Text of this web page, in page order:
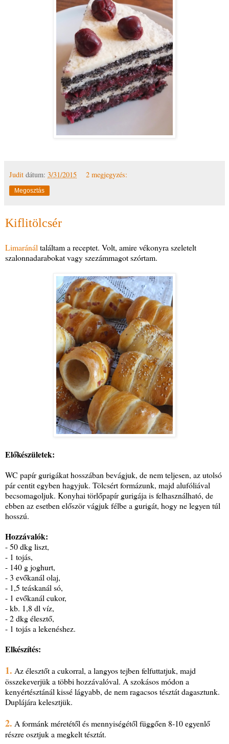
Judit dátum: 3/31/2015 2 megjegyzés:
Megosztás
Kiflitölcsér
Limaránál találtam a receptet. Volt, amire vékonyra szeletelt
szalonnadarabokat vagy szezámmagot szórtam.
Előkészületek:
WC papír gurigákat hosszában bevágjuk, de nem teljesen, az utolsó
pár centit egyben hagyjuk. Tölcsért formázunk, majd alufóliával
becsomagoljuk. Konyhai törlőpapír gurigája is felhasználható, de
ebben az esetben először vágjuk félbe a gurigát, hogy ne legyen túl
hosszú.
Hozzávalók:
- 50 dkg liszt,
- 1 tojás,
- 140 g joghurt,
- 3 evőkanál olaj,
- 1,5 teáskanál só,
- 1 evőkanál cukor,
- kb. 1,8 dl víz,
- 2 dkg élesztő,
- 1 tojás a lekenéshez.
Elkészítés:
1. Az élesztőt a cukorral, a langyos tejben felfuttatjuk, majd
összekeverjük a többi hozzávalóval. A szokásos módon a
kenyértésztánál kissé lágyabb, de nem ragacsos tésztát dagasztunk.
Duplájára kelesztjük.
2. A formánk méretétől és mennyiségétől függően 8-10 egyenlő
részre osztjuk a megkelt tésztát.